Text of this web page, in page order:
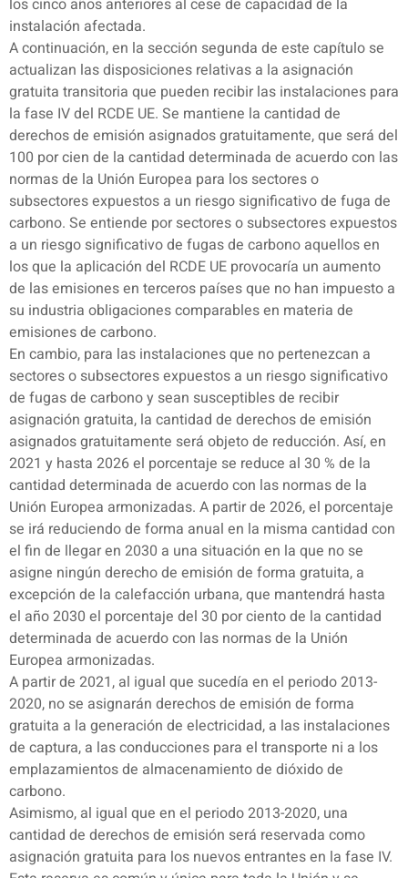
instalación afectada.
A continuación, en la sección segunda de este capítulo se
actualizan las disposiciones relativas a la asignación
gratuita transitoria que pueden recibir las instalaciones para
la fase IV del RCDE UE. Se mantiene la cantidad de
derechos de emisión asignados gratuitamente, que será del
100 por cien de la cantidad determinada de acuerdo con las
normas de la Unión Europea para los sectores o
subsectores expuestos a un riesgo significativo de fuga de
carbono. Se entiende por sectores o subsectores expuestos
a un riesgo significativo de fugas de carbono aquellos en
los que la aplicación del RCDE UE provocaría un aumento
de las emisiones en terceros países que no han impuesto a
su industria obligaciones comparables en materia de
emisiones de carbono.
En cambio, para las instalaciones que no pertenezcan a
sectores o subsectores expuestos a un riesgo significativo
de fugas de carbono y sean susceptibles de recibir
asignación gratuita, la cantidad de derechos de emisión
asignados gratuitamente será objeto de reducción. Así, en
2021 y hasta 2026 el porcentaje se reduce al 30 % de la
cantidad determinada de acuerdo con las normas de la
Unión Europea armonizadas. A partir de 2026, el porcentaje
se irá reduciendo de forma anual en la misma cantidad con
el fin de llegar en 2030 a una situación en la que no se
asigne ningún derecho de emisión de forma gratuita, a
excepción de la calefacción urbana, que mantendrá hasta
el año 2030 el porcentaje del 30 por ciento de la cantidad
determinada de acuerdo con las normas de la Unión
Europea armonizadas.
A partir de 2021, al igual que sucedía en el periodo 2013-
2020, no se asignarán derechos de emisión de forma
gratuita a la generación de electricidad, a las instalaciones
de captura, a las conducciones para el transporte ni a los
emplazamientos de almacenamiento de dióxido de
carbono.
Asimismo, al igual que en el periodo 2013-2020, una
cantidad de derechos de emisión será reservada como
asignación gratuita para los nuevos entrantes en la fase IV.